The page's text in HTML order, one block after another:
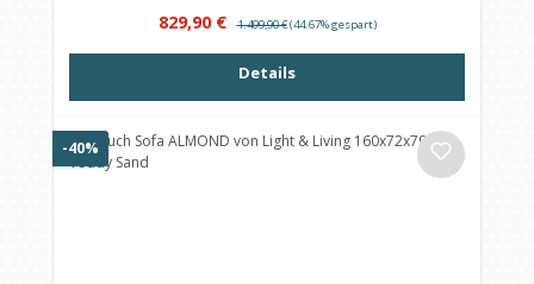
Verkaufspreis:
829,90 € Regulärer Preis:
1.499,90 €(44.67% gespart)
Details
-40% Rabatt